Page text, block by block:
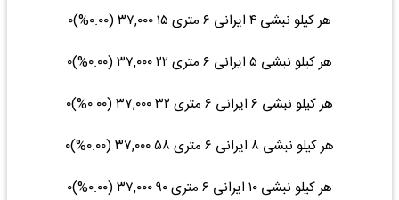
هر کیلو نبشی ۴ ایرانی ۶ متری ۱۵ ۳۷,۰۰۰ (۰.۰۰%)۰
هر کیلو نبشی ۵ ایرانی ۶ متری ۲۲ ۳۷,۰۰۰ (۰.۰۰%)۰
هر کیلو نبشی ۶ ایرانی ۶ متری ۳۲ ۳۷,۰۰۰ (۰.۰۰%)۰
هر کیلو نبشی ۸ ایرانی ۶ متری ۵۸ ۳۷,۰۰۰ (۰.۰۰%)۰
هر کیلو نبشی ۱۰ ایرانی ۶ متری ۹۰ ۳۷,۰۰۰ (۰.۰۰%)۰